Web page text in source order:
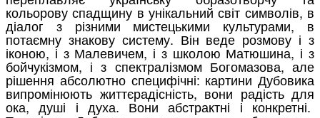
кольорову спадщину в унікальний світ символів, в
діалог з різними мистецькими культурами, в
потаємну знакову систему. Він веде розмову і з
іконою, і з Малевичем, і з школою Матюшина, і з
бойчукізмом, і з спектралізмом Богомазова, але
рішення абсолютно специфічні: картини Дубовика
випромінюють життєрадісність, вони радість для
ока, душі і духа. Вони абстрактні і конкретні.